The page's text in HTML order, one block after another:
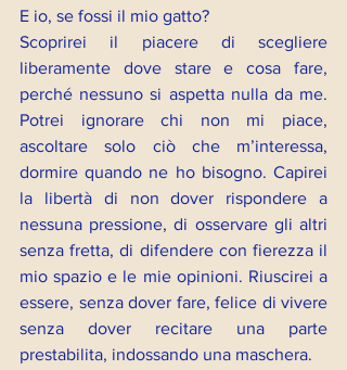
E io, se fossi il mio gatto?
Scoprirei il piacere di scegliere
liberamente dove stare e cosa fare,
perché nessuno si aspetta nulla da me.
Potrei ignorare chi non mi piace,
ascoltare solo ciò che m’interessa,
dormire quando ne ho bisogno. Capirei
la libertà di non dover rispondere a
nessuna pressione, di osservare gli altri
senza fretta, di difendere con fierezza il
mio spazio e le mie opinioni. Riuscirei a
essere, senza dover fare, felice di vivere
senza dover recitare una parte
prestabilita, indossando una maschera.